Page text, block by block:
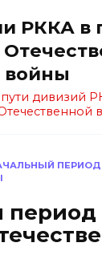
РККА в
войны
дивизий
ПЕРИОД
период